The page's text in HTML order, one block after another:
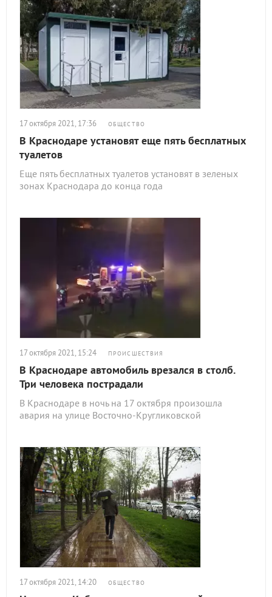
17 октября 2021, 17:36 ОБЩЕСТВО
В Краснодаре установят еще пять бесплатных
туалетов
Еще пять бесплатных туалетов установят в зеленых
зонах Краснодара до конца года
17 октября 2021, 15:24 ПРОИСШЕСТВИЯ
В Краснодаре автомобиль врезался в столб.
Три человека пострадали
В Краснодаре в ночь на 17 октября произошла
авария на улице Восточно-Кругликовской
17 октября 2021, 14:20 ОБЩЕСТВО